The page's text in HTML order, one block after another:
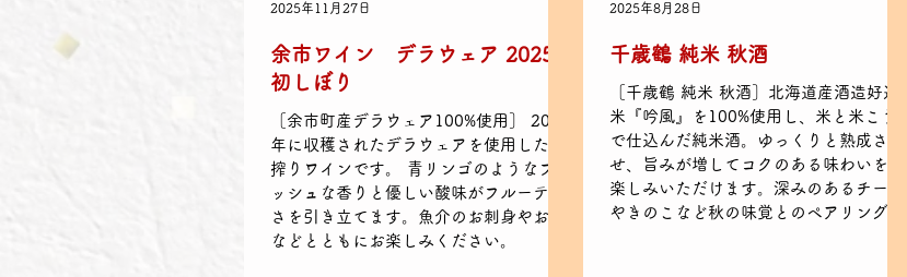
余市ワイン デラウェア 2025
初しぼり
［余市町産デラウェア100%使用］ 2025
年に収穫されたデラウェアを使用した初
搾りワインです。 青リンゴのようなフレ
ッシュな香りと優しい酸味がフルーティ
さを引き立てます。魚介のお刺身やお鍋
などとともにお楽しみください。
2025年11月27日
千歳鶴 純米 秋酒
［千歳鶴 純米 秋酒］北海道産酒造好適
米『吟風』を100%使用し、米と米こうじ
で仕込んだ純米酒。ゆっくりと熟成さ
せ、旨みが増してコクのある味わいをお
楽しみいただけます。深みのあるチーズ
やきのこなど秋の味覚とのペアリングが
2025年8月28日